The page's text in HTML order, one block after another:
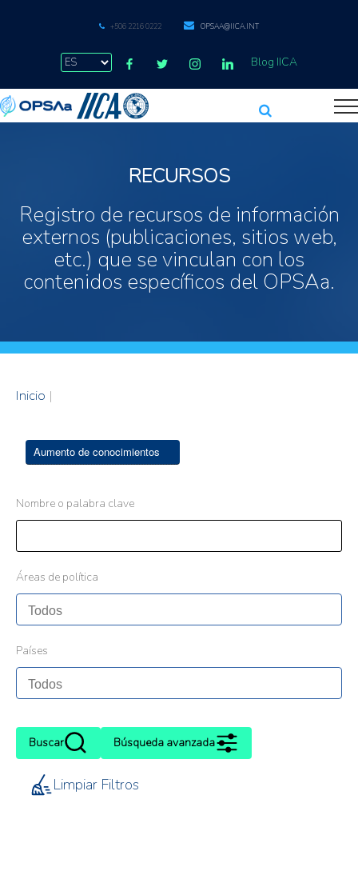
+506 2216 0222 OPSAA@IICA.INT
Blog IICA
RECURSOS
Registro de recursos de información
externos (publicaciones, sitios web,
etc.) que se vinculan con los
contenidos específicos del OPSAa.
Inicio |
Aumento de conocimientos
Nombre o palabra clave
Áreas de política
Países
Buscar Búsqueda avanzada
Limpiar Filtros